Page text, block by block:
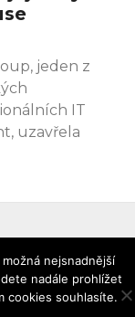
jeden z
IT
uzavřela
média, s. r.
údajů
nejsnadnější
nadále prohlížet
cookies souhlasíte.